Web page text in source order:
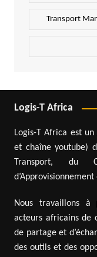
Transport
Logis-T Africa
Logis-T Africa est
et chaîne youtube)
Transport, du
Nous travaillons à
acteurs africains de
de partage et
des outils et des